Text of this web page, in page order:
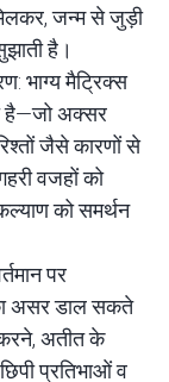
जन्म से जुड़ी
है।
भाग्य मैट्रिक्स
है—जो अक्सर
जैसे कारणों से
वजहों को
को समर्थन
पर
असर डाल सकते
करने, अतीत के
प्रतिभाओं व